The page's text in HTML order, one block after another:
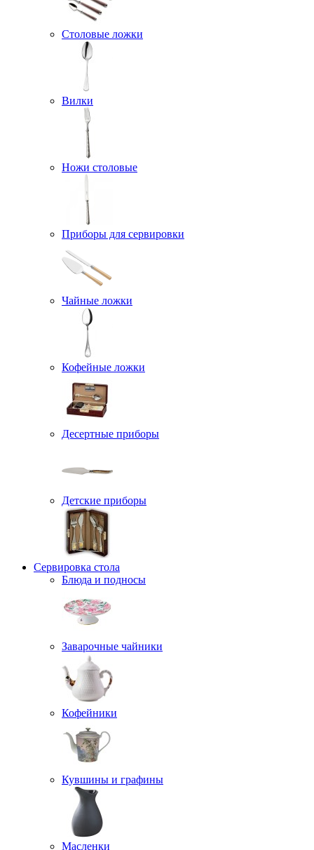
Столовые ложки
Вилки
Ножи столовые
Приборы для сервировки
Чайные ложки
Кофейные ложки
Десертные приборы
Детские приборы
Сервировка стола
Блюда и подносы
Заварочные чайники
Кофейники
Кувшины и графины
Масленки